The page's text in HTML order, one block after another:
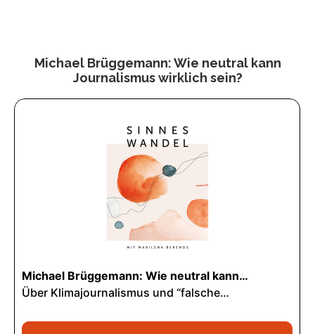
Michael Brüggemann: Wie neutral kann
Journalismus wirklich sein?